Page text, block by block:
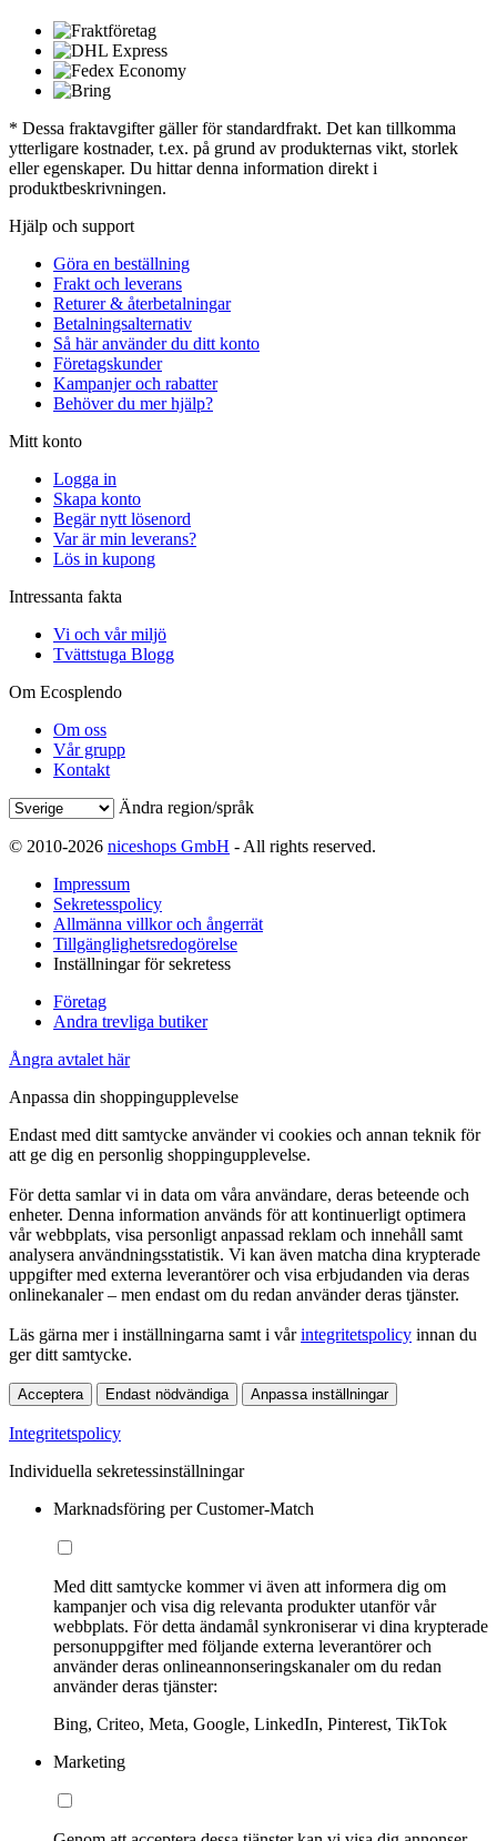
* Dessa fraktavgifter gäller för standardfrakt. Det kan tillkomma
ytterligare kostnader, t.ex. på grund av produkternas vikt, storlek
eller egenskaper. Du hittar denna information direkt i
produktbeskrivningen.
Hjälp och support
Göra en beställning
Frakt och leverans
Returer & återbetalningar
Betalningsalternativ
Så här använder du ditt konto
Företagskunder
Kampanjer och rabatter
Behöver du mer hjälp?
Mitt konto
Logga in
Skapa konto
Begär nytt lösenord
Var är min leverans?
Lös in kupong
Intressanta fakta
Vi och vår miljö
Tvättstuga Blogg
Om Ecosplendo
Om oss
Vår grupp
Kontakt
Ändra region/språk
© 2010-2026 niceshops GmbH - All rights reserved.
Impressum
Sekretesspolicy
Allmänna villkor och ångerrät
Tillgänglighetsredogörelse
Inställningar för sekretess
Företag
Andra trevliga butiker
Ångra avtalet här
Anpassa din shoppingupplevelse
Endast med ditt samtycke använder vi cookies och annan teknik för
att ge dig en personlig shoppingupplevelse.
För detta samlar vi in data om våra användare, deras beteende och
enheter. Denna information används för att kontinuerligt optimera
vår webbplats, visa personligt anpassad reklam och innehåll samt
analysera användningsstatistik. Vi kan även matcha dina krypterade
uppgifter med externa leverantörer och visa erbjudanden via deras
onlinekanaler – men endast om du redan använder deras tjänster.
Läs gärna mer i inställningarna samt i vårintegritetspolicy innan du
ger ditt samtycke.
Acceptera Endast nödvändiga Anpassa inställningar
Integritetspolicy
Individuella sekretessinställningar
Marknadsföring per Customer-Match
Med ditt samtycke kommer vi även att informera dig om
kampanjer och visa dig relevanta produkter utanför vår
webbplats. För detta ändamål synkroniserar vi dina krypterade
personuppgifter med följande externa leverantörer och
använder deras onlineannonseringskanaler om du redan
använder deras tjänster:
Bing, Criteo, Meta, Google, LinkedIn, Pinterest, TikTok
Marketing